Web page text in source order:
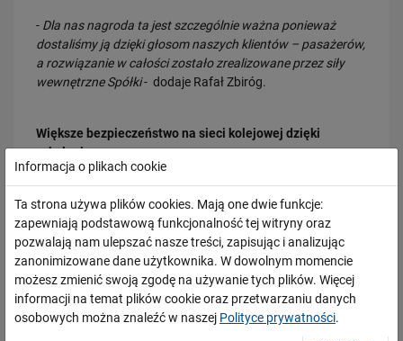
- Dla nas nagroda ta jest szczególnie ważna ponieważ
dostaliśmy ją dzięki głosom naszych klientów – pasażerów,
a rozwiązanie w całości zostało zrealizowane przez siły
wewnętrzne Spółki- dodaje Rafał Zbiróg.
Większe bezpieczeństwo na sieci kolejowej dzięki
szkoleniom
Wirtualne warunki i realnie niebezpieczne sytuacje – takie
możliwości w obszarze szkoleń otworzyło kolejne
informatyczne narzędzie – symulator dla dyżurnych ruchu.
Kilka tysięcy pracowników, którzy odpowiadają za
bezpieczeństwo ruchu kolejowego, będzie mogło jeszcze
lepiej radzić sobie z sytuacjami kryzysowymi w
rzeczywistości.
Nowością jest też wdrożenie systemu dla dróżników
Wróci ruch pasażerski między Skierniewicami a Czachówkiem - jest
umowa na…
PRZECZYTAJ
Informacja o plikach cookie
Ta strona używa plików cookies. Mają one dwie funkcje:
zapewniają podstawową funkcjonalność tej witryny oraz
pozwalają nam ulepszać nasze treści, zapisując i analizując
zanonimizowane dane użytkownika. W dowolnym momencie
możesz zmienić swoją zgodę na używanie tych plików. Więcej
informacji na temat plików cookie oraz przetwarzaniu danych
osobowych można znaleźć w naszej Polityce prywatności.